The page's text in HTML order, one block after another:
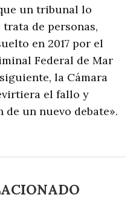
un tribunal lo
de personas,
en 2017 por el
Federal de Mar
la Cámara
el fallo y
un nuevo debate».